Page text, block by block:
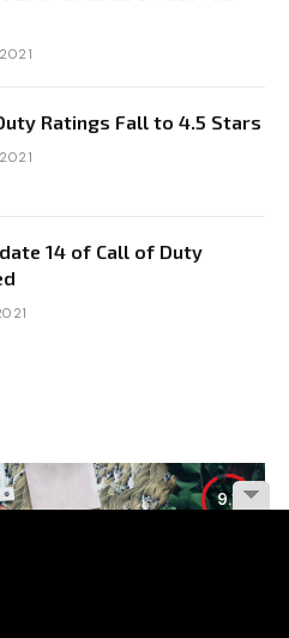
Ratings Fall to 4.5 Stars
14 of Call of Duty
9.1